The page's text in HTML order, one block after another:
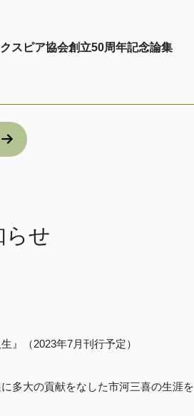
スピア協会創立50周年記念論集
らせ
（2023年7月刊行予定）
多大の貢献をなした市河三喜の生涯を